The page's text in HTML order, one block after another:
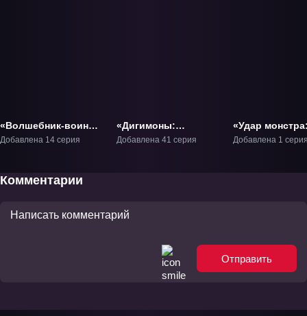
«Волшебник-воин
Орфен (2020)» ТВ-1
Добавлена 14 серия
«Дигимоны:
Битбрейк» ТВ-1
Добавлена 41 серия
«Удар
месту, где всё
Добавлена 1
Комментарии
Отправить